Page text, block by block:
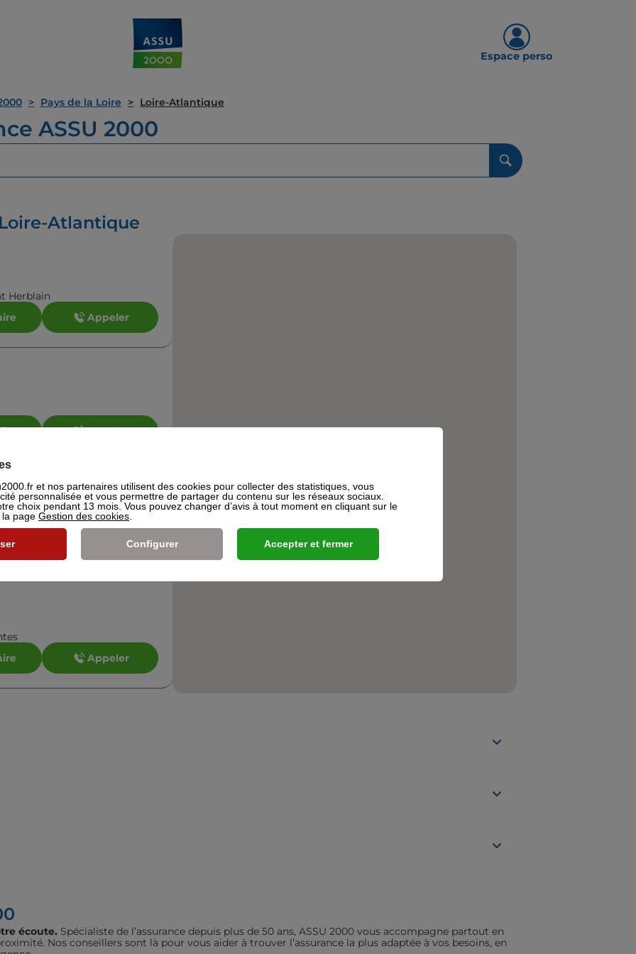
Espace perso
Pays de la Loire Loire-Atlantique
ASSU 2000
Atlantique
Herblain
Appeler
Appeler
Appeler
Appeler
Nazaire
écoute. Spécialiste de l’assurance depuis plus de 50 ans, ASSU 2000 vous accompagne partout en
Nos conseillers sont là pour vous aider à trouver l’assurance la plus adaptée à vos besoins, en
et nos partenaires utilisent des cookies pour collecter des statistiques, vous
personnalisée et vous permettre de partager du contenu sur les réseaux sociaux.
choix pendant 13 mois. Vous pouvez changer d’avis à tout moment en cliquant sur le
la page Gestion des cookies
Configurer Accepter et fermer